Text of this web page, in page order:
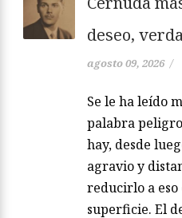
deseo,
agosto 09, 2026 /
Se le ha leído
palabra
hay, desde
agravio y
reducirlo a eso
superficie. El